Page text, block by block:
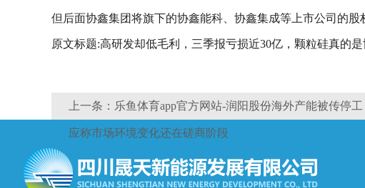
但后面协鑫集团将旗下的协鑫能科、协鑫集成等上市公司的股
原文标题:高研发却低毛利，三季报亏损近30亿，颗粒硅真的
上一条：乐鱼体育app官方网站-润阳股份海外产能被传停
应称市场环境变化还在磋商阶段